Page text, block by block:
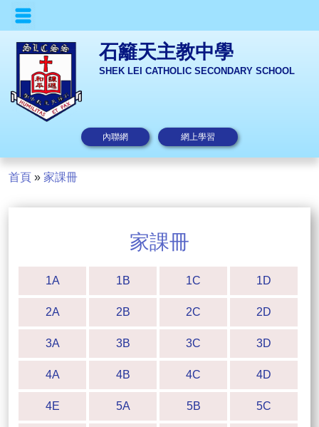
石籬天主教中學
SHEK LEI CATHOLIC SECONDARY SCHOOL
內聯網 網上學習
首頁 » 家課冊
家課冊
1A 1B 1C 1D
2A 2B 2C 2D
3A 3B 3C 3D
4A 4B 4C 4D
4E 5A 5B 5C